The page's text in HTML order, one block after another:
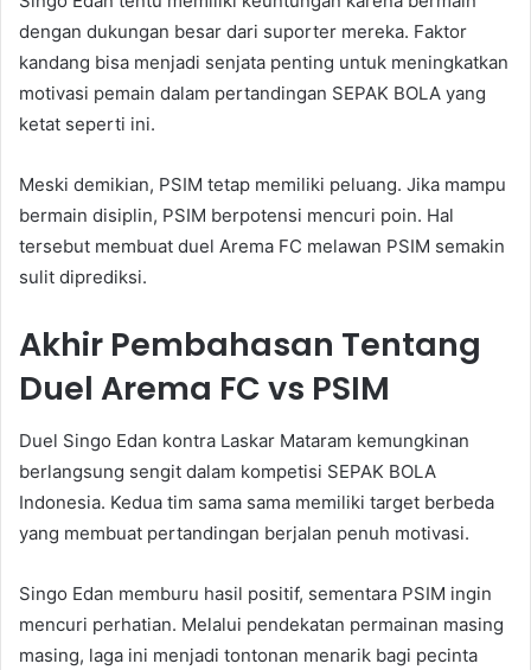
dengan dukungan besar dari suporter mereka. Faktor
kandang bisa menjadi senjata penting untuk meningkatkan
motivasi pemain dalam pertandingan SEPAK BOLA yang
ketat seperti ini.
Meski demikian, PSIM tetap memiliki peluang. Jika mampu
bermain disiplin, PSIM berpotensi mencuri poin. Hal
tersebut membuat duel Arema FC melawan PSIM semakin
sulit diprediksi.
Akhir Pembahasan Tentang
Duel Arema FC vs PSIM
Duel Singo Edan kontra Laskar Mataram kemungkinan
berlangsung sengit dalam kompetisi SEPAK BOLA
Indonesia. Kedua tim sama sama memiliki target berbeda
yang membuat pertandingan berjalan penuh motivasi.
Singo Edan memburu hasil positif, sementara PSIM ingin
mencuri perhatian. Melalui pendekatan permainan masing
masing, laga ini menjadi tontonan menarik bagi pecinta